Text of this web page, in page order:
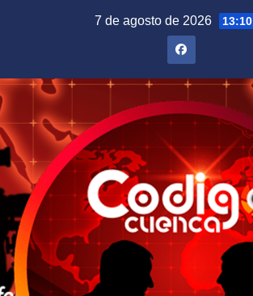
7 de agosto de 2026 13:10